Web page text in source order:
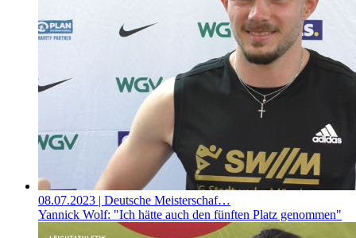
08.07.2023 | Deutsche Meisterschaf…
Yannick Wolf: "Ich hätte auch den fünften Platz genommen"